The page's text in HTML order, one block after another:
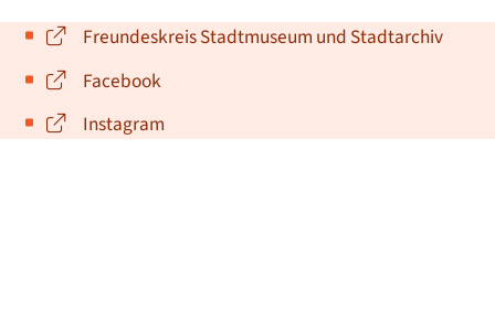
Freundeskreis Stadtmuseum und Stadtarchiv
Facebook
Instagram